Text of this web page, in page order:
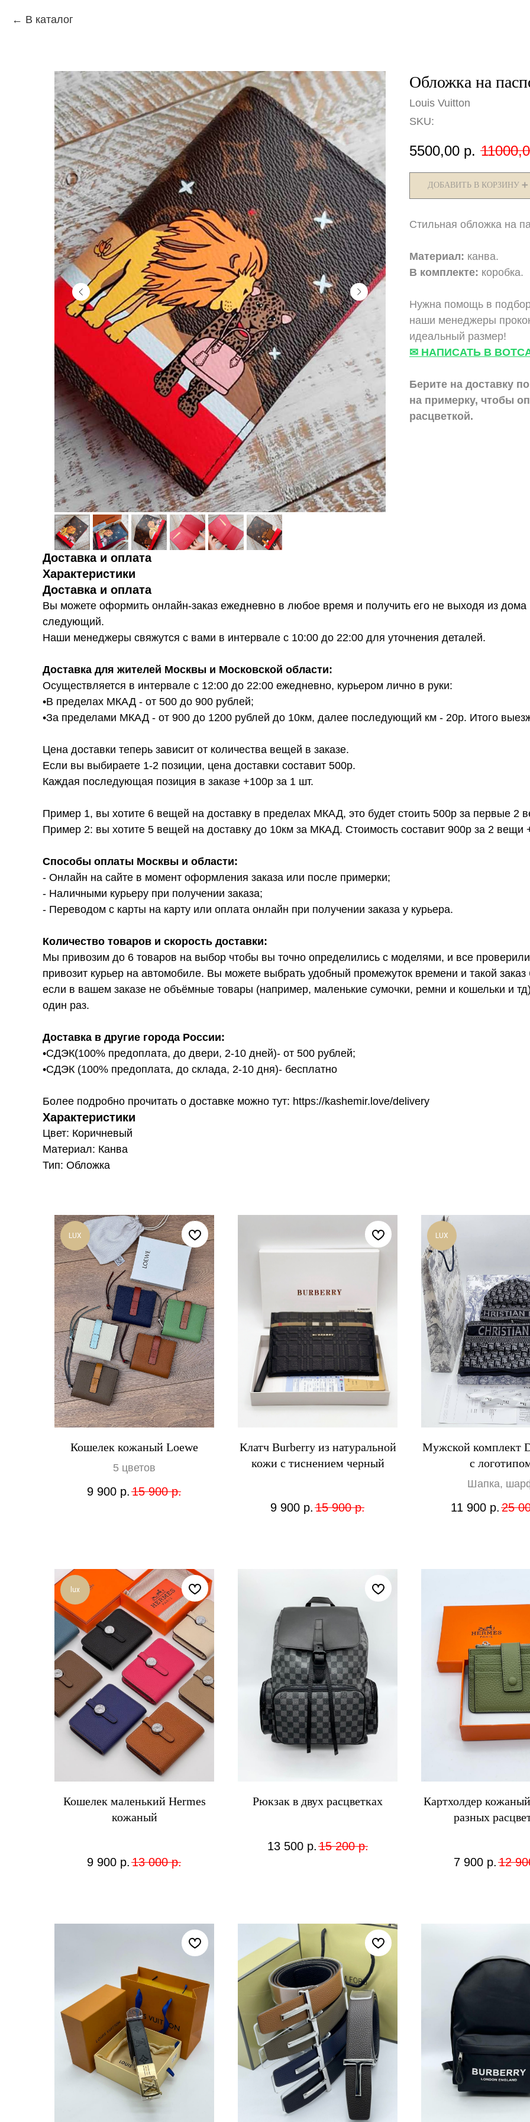
В каталог
Обложка на
Louis Vuitton
SKU:
5500,00 р.
ДОБАВИТЬ В КОРЗИНУ ➕
Стильная обложка на
Материал: канва.
В комплекте: коробка.
Нужна помощь в
наши менеджеры
идеальный размер!
✉ НАПИСАТЬ В
Берите на доставку
на примерку, чтобы
расцветкой.
Доставка и оплата
Характеристики
Доставка и оплата
Вы можете оформить онлайн-заказ ежедневно в любое время и получить его не выходя из
следующий.
Наши менеджеры свяжутся с вами в интервале с 10:00 до 22:00 для уточнения деталей.
Доставка для жителей Москвы и Московской области:
Осуществляется в интервале с 12:00 до 22:00 ежедневно, курьером лично в руки:
•В пределах МКАД - от 500 до 900 рублей;
•За пределами МКАД - от 900 до 1200 рублей до 10км, далее последующий км - 20р. Итого
Цена доставки теперь зависит от количества вещей в заказе.
Если вы выбираете 1-2 позиции, цена доставки составит 500р.
Каждая последующая позиция в заказе +100р за 1 шт.
Пример 1, вы хотите 6 вещей на доставку в пределах МКАД, это будет стоить 500р за первые
Пример 2: вы хотите 5 вещей на доставку до 10км за МКАД. Стоимость составит 900р за 2
Способы оплаты Москвы и области:
- Онлайн на сайте в момент оформления заказа или после примерки;
- Наличными курьеру при получении заказа;
- Переводом с карты на карту или оплата онлайн при получении заказа у курьера.
Количество товаров и скорость доставки:
Мы привозим до 6 товаров на выбор чтобы вы точно определились с моделями, и все
привозит курьер на автомобиле. Вы можете выбрать удобный промежуток времени и такой
если в вашем заказе не объёмные товары (например, маленькие сумочки, ремни и кошельки и
один раз.
Доставка в другие города России:
•СДЭК(100% предоплата, до двери, 2-10 дней)- от 500 рублей;
•СДЭК (100% предоплата, до склада, 2-10 дня)- бесплатно
Более подробно прочитать о доставке можно тут: https://kashemir.love/delivery
Характеристики
Цвет: Коричневый
Материал: Канва
Тип: Обложка
LUX
Кошелек кожаный Loewe
5 цветов
9 900 р. 15 900 р.
Клатч Burberry из натуральной
кожи с тиснением черный
9 900 р. 15 900 р.
LUX
Мужской комплект
с
Шапка,
11 900 р. 25
lux
Кошелек маленький Hermes
кожаный
9 900 р. 13 000 р.
Рюкзак в двух расцветках
13 500 р. 15 200 р.
Картхолдер
разных
7 900 р. 12